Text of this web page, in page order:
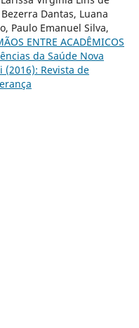
Dantas, Luana
Paulo Emanuel Silva,
ENTRE ACADÊMICOS
da Saúde Nova
(2016): Revista de